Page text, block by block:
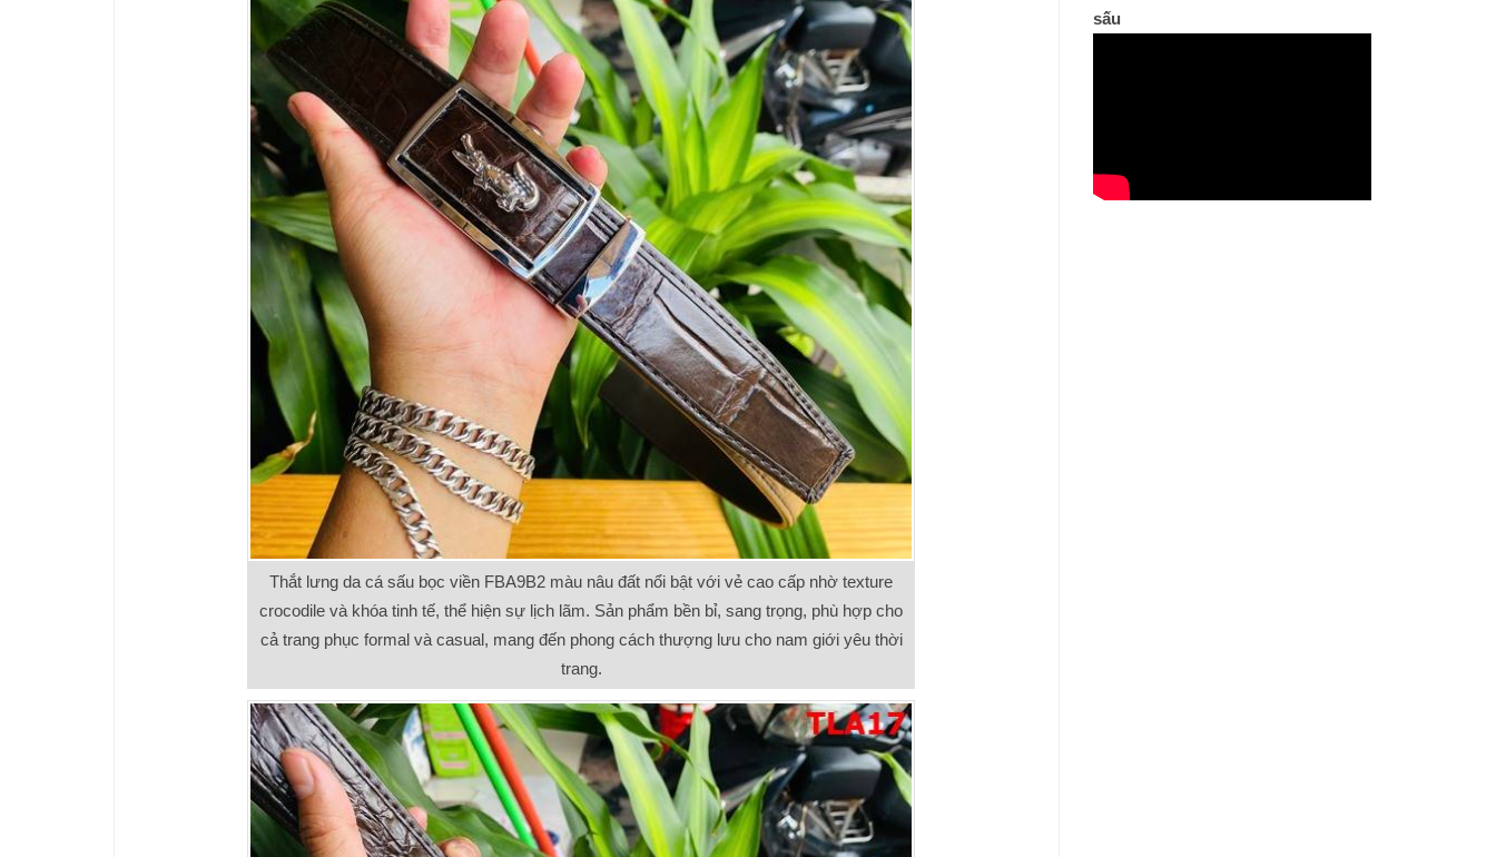
Thắt lưng da cá sấu bọc viền FBA9B2 màu nâu đất nổi bật với vẻ cao cấp nhờ texture
crocodile và khóa tinh tế, thể hiện sự lịch lãm. Sản phẩm bền bỉ, sang trọng, phù hợp cho
cả trang phục formal và casual, mang đến phong cách thượng lưu cho nam giới yêu thời
trang.
sấu